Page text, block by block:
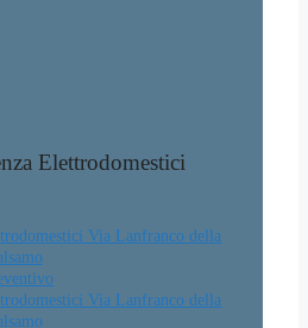
Elettrodomestici
Via Lanfranco della
Via Lanfranco della